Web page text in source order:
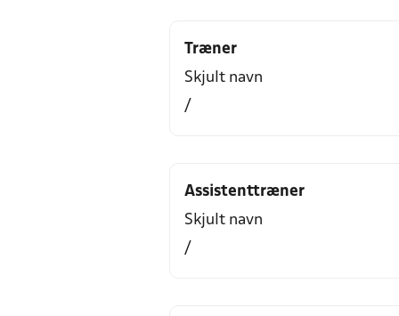
Træner
Skjult navn
/
Assistenttræner
Skjult navn
/